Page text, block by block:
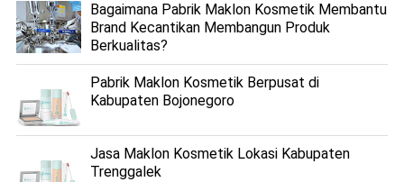
Bagaimana Pabrik Maklon Kosmetik Membantu
Brand Kecantikan Membangun Produk
Berkualitas?
Pabrik Maklon Kosmetik Berpusat di
Kabupaten Bojonegoro
Jasa Maklon Kosmetik Lokasi Kabupaten
Trenggalek